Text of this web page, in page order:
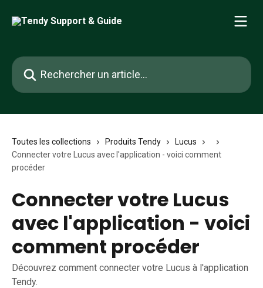
Rechercher un article...
Toutes les collections Produits Tendy
Lucus
Connecter votre Lucus avec l'application - voici comment
procéder
Connecter votre Lucus
avec l'application - voici
comment procéder
Découvrez comment connecter votre Lucus à l'application
Tendy.